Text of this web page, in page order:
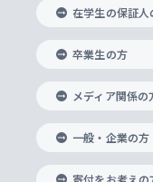
外国語学部
総合グロー
国際教養学
理工学部
思考と表現
データサイ
上智大学で
海外で学ぶ
大学院
神学研究科
実践宗教学
助産学専攻科
生涯学習
グローバル
比較文化研
ヨーロッパ
アジア文化
重点領域研
研究活動に関
心身の健康
ハラスメン
障がいのあ
キャリア形成
キャリア形
就職（内定
住まいのサ
研究生・外国
交換留学生(
ノンディグリ
Sophia
上智大学の
上智大学の
ソフィア・
上智大学と
グローバルエ
上智大学を
国連
上智大学公
学校法人上
数字で見る
在学生の保証人
卒業生の方
メディア関係の
一般・企業の方
寄付をお考えの